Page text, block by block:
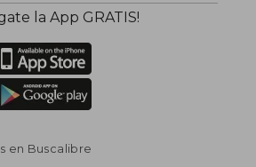
la App GRATIS!
en Buscalibre